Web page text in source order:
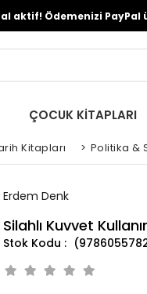
aktif! Ödemenizi
ÇOCUK KİTAPLARI
Kitapları > Politika &
Erdem Denk
Silahlı Kuvvet